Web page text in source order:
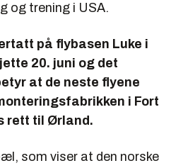
og trening i USA.
på flybasen Luke i
20. juni og det
at de neste flyene
i Fort
rett til Ørland.
som viser at den norske